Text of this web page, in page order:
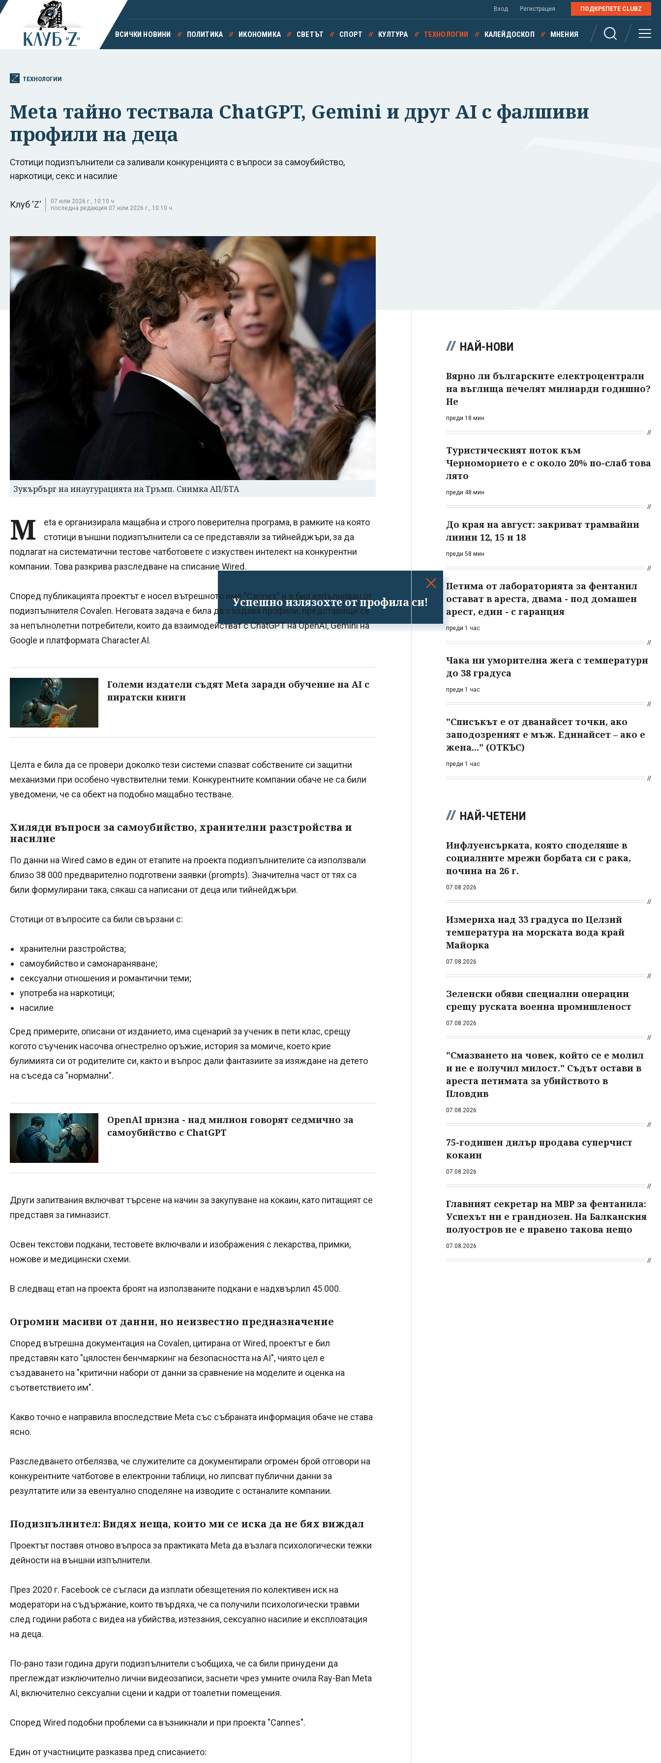
Успешно излязохте от профила си!
Вход Регистрация ПОДКРЕПЕТЕ CLUBZ
ВСИЧКИ НОВИНИ ПОЛИТИКА ИКОНОМИКА СВЕТЪТ СПОРТ КУЛТУРА ТЕХНОЛОГИИ КАЛЕЙДОСКОП МНЕНИЯ
ТЕХНОЛОГИИ
Meta тайно тествала ChatGPT, Gemini и друг AI с фалшиви
профили на деца
Стотици подизпълнители са заливали конкуренцията с въпроси за самоубийство,
наркотици, секс и насилие
Клуб 'Z'
07 юли 2026 г., 10:10 ч.
последна редакция 07 юли 2026 г., 10:10 ч.
Зукърбърг на инаугурацията на Тръмп. Снимка АП/БТА
M
eta е организирала мащабна и строго поверителна програма, в рамките на която
стотици външни подизпълнители са се представяли за тийнейджъри, за да
подлагат на систематични тестове чатботовете с изкуствен интелект на конкурентни
компании. Това разкрива разследване на списание Wired.
Според публикацията проектът е носел вътрешното име "Cannes" и е бил изпълняван от
подизпълнителя Covalen. Неговата задача е била да създава профили, представящи се
за непълнолетни потребители, които да взаимодействат с ChatGPT на OpenAI, Gemini на
Google и платформата Character.AI.
Големи издатели съдят Meta заради обучение на AI с
пиратски книги
Целта е била да се провери доколко тези системи спазват собствените си защитни
механизми при особено чувствителни теми. Конкурентните компании обаче не са били
уведомени, че са обект на подобно мащабно тестване.
Хиляди въпроси за самоубийство, хранителни разстройства и
насилие
По данни на Wired само в един от етапите на проекта подизпълнителите са използвали
близо 38 000 предварително подготвени заявки (prompts). Значителна част от тях са
били формулирани така, сякаш са написани от деца или тийнейджъри.
Стотици от въпросите са били свързани с:
хранителни разстройства;
самоубийство и самонараняване;
сексуални отношения и романтични теми;
употреба на наркотици;
насилие
Сред примерите, описани от изданието, има сценарий за ученик в пети клас, срещу
когото съученик насочва огнестрелно оръжие, история за момиче, което крие
булимията си от родителите си, както и въпрос дали фантазиите за изяждане на детето
на съседа са "нормални".
OpenAI призна - над милион говорят седмично за
самоубийство с ChatGPT
Други запитвания включват търсене на начин за закупуване на кокаин, като питащият се
представя за гимназист.
Освен текстови подкани, тестовете включвали и изображения с лекарства, примки,
ножове и медицински схеми.
В следващ етап на проекта броят на използваните подкани е надхвърлил 45 000.
Огромни масиви от данни, но неизвестно предназначение
Според вътрешна документация на Covalen, цитирана от Wired, проектът е бил
представян като "цялостен бенчмаркинг на безопасността на AI", чиято цел е
създаването на "критични набори от данни за сравнение на моделите и оценка на
съответствието им".
Какво точно е направила впоследствие Meta със събраната информация обаче не става
ясно.
Разследването отбелязва, че служителите са документирали огромен брой отговори на
конкурентните чатботове в електронни таблици, но липсват публични данни за
резултатите или за евентуално споделяне на изводите с останалите компании.
Подизпълнител: Видях неща, които ми се иска да не бях виждал
Проектът поставя отново въпроса за практиката Meta да възлага психологически тежки
дейности на външни изпълнители.
През 2020 г. Facebook се съгласи да изплати обезщетения по колективен иск на
модератори на съдържание, които твърдяха, че са получили психологически травми
след години работа с видеа на убийства, изтезания, сексуално насилие и експлоатация
на деца.
По-рано тази година други подизпълнители съобщиха, че са били принудени да
преглеждат изключително лични видеозаписи, заснети чрез умните очила Ray-Ban Meta
AI, включително сексуални сцени и кадри от тоалетни помещения.
Според Wired подобни проблеми са възникнали и при проекта "Cannes".
Един от участниците разказва пред списанието:
НАЙ-НОВИ
Вярно ли българските електроцентрали
на въглища печелят милиарди годишно?
Не
преди 18 мин
Туристическият поток към
Черноморието е с около 20% по-слаб това
лято
преди 48 мин
До края на август: закриват трамвайни
линии 12, 15 и 18
преди 58 мин
Петима от лабораторията за фентанил
остават в ареста, двама - под домашен
арест, един - с гаранция
преди 1 час
Чака ни уморителна жега с температури
до 38 градуса
преди 1 час
"Списъкът е от дванайсет точки, ако
заподозреният е мъж. Единайсет – ако е
жена..." (ОТКЪС)
преди 1 час
НАЙ-ЧЕТЕНИ
Инфлуенсърката, която споделяше в
социалните мрежи борбата си с рака,
почина на 26 г.
07.08.2026
Измериха над 33 градуса по Целзий
температура на морската вода край
Майорка
07.08.2026
Зеленски обяви специални операции
срещу руската военна промишленост
07.08.2026
"Смазването на човек, който се е молил
и не е получил милост." Съдът остави в
ареста петимата за убийството в
Пловдив
07.08.2026
75-годишен дилър продава суперчист
кокаин
07.08.2026
Главният секретар на МВР за фентанила:
Успехът ни е грандиозен. На Балканския
полуостров не е правено такова нещо
07.08.2026